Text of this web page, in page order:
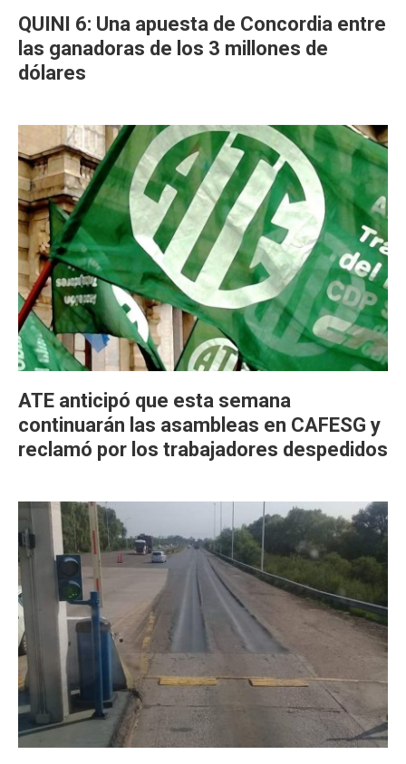
QUINI 6: Una apuesta de Concordia entre
las ganadoras de los 3 millones de
dólares
ATE anticipó que esta semana
continuarán las asambleas en CAFESG y
reclamó por los trabajadores despedidos